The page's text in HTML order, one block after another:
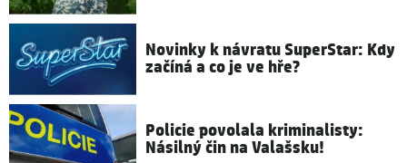
Novinky k návratu SuperStar: Kdy
začíná a co je ve hře?
Policie povolala kriminalisty:
Násilný čin na Valašsku!